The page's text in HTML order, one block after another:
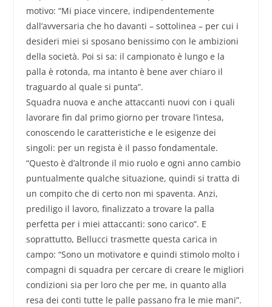
motivo: “Mi piace vincere, indipendentemente
dall’avversaria che ho davanti – sottolinea – per cui i
desideri miei si sposano benissimo con le ambizioni
della società. Poi si sa: il campionato è lungo e la
palla è rotonda, ma intanto è bene aver chiaro il
traguardo al quale si punta”.
Squadra nuova e anche attaccanti nuovi con i quali
lavorare fin dal primo giorno per trovare l’intesa,
conoscendo le caratteristiche e le esigenze dei
singoli: per un regista è il passo fondamentale.
“Questo è d’altronde il mio ruolo e ogni anno cambio
puntualmente qualche situazione, quindi si tratta di
un compito che di certo non mi spaventa. Anzi,
prediligo il lavoro, finalizzato a trovare la palla
perfetta per i miei attaccanti: sono carico”. E
soprattutto, Bellucci trasmette questa carica in
campo: “Sono un motivatore e quindi stimolo molto i
compagni di squadra per cercare di creare le migliori
condizioni sia per loro che per me, in quanto alla
resa dei conti tutte le palle passano fra le mie mani”.